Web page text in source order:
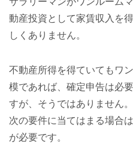
動産投資として家賃収入を
しくありません。
不動産所得を得ていてもワ
模であれば、確定申告は必
すが、そうではありません。
次の要件に当てはまる場合
が必要です。